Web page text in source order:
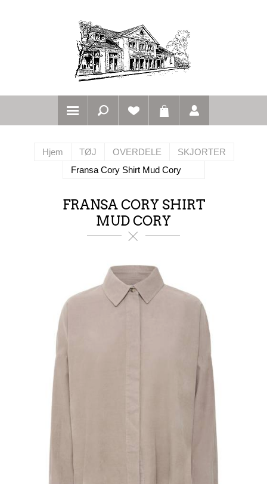
Hjem TØJ OVERDELE
SKJORTER
Fransa Cory Shirt Mud Cory
FRANSA CORY SHIRT
MUD CORY